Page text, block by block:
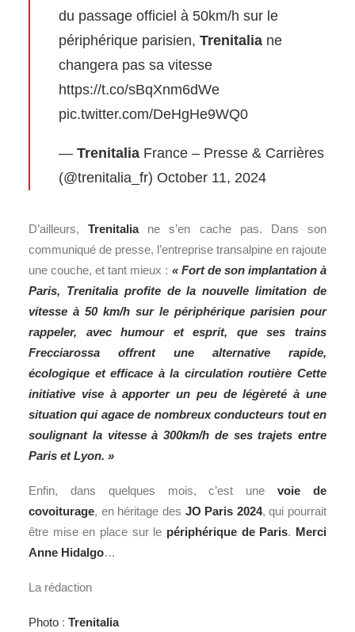
du passage officiel à 50km/h sur le
périphérique parisien, Trenitalia ne
changera pas sa vitesse
https://t.co/sBqXnm6dWe
pic.twitter.com/DeHgHe9WQ0
— Trenitalia France – Presse & Carrières
(@trenitalia_fr) October 11, 2024
D’ailleurs,Trenitaliane s’en cache pas. Dans son
communiqué de presse, l’entreprise transalpine en rajoute
une couche, et tant mieux : « Fort de son implantation à
Paris, Trenitalia profite de la nouvelle limitation de
vitesse à 50 km/h sur le périphérique parisien pour
rappeler, avec humour et esprit, que ses trains
Frecciarossa offrent une alternative rapide,
écologique et efficace à la circulation routière Cette
initiative vise à apporter un peu de légèreté à une
situation qui agace de nombreux conducteurs tout en
soulignant la vitesse à 300km/h de ses trajets entre
Paris et Lyon. »
Enfin, dans quelques mois, c’est unevoie de
covoiturage, en héritage des JO Paris 2024, qui pourrait
être mise en place sur le périphérique de Paris. Merci
Anne Hidalgo…
La rédaction
Photo : Trenitalia